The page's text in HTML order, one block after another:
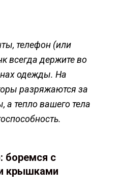
телефон (или
всегда держите во
одежды. На
разряжаются за
а тепло вашего тела
боремся с
крышками